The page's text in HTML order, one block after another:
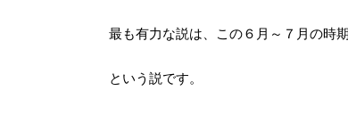
最も有力な説は、この６月～７月の時
という説です。